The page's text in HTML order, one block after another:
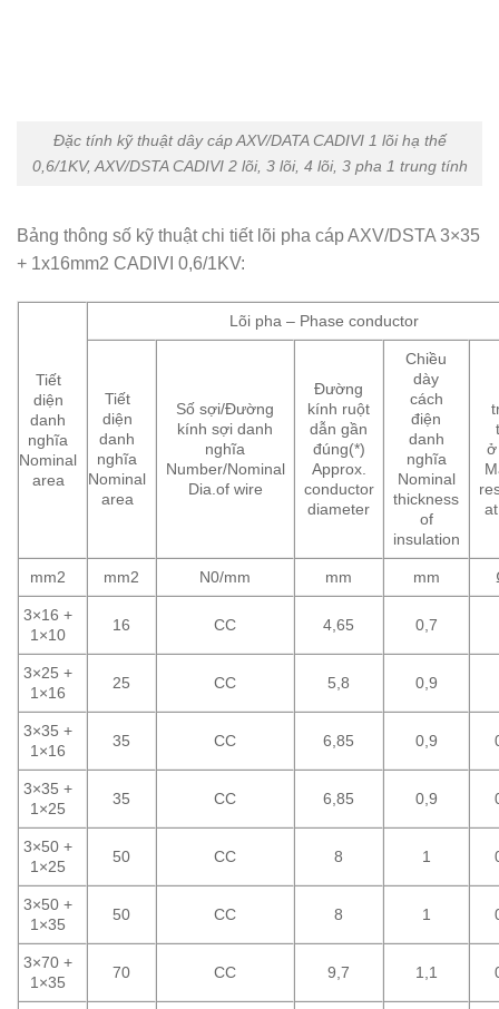
Đặc tính kỹ thuật dây cáp AXV/DATA CADIVI 1 lõi hạ thế
0,6/1KV, AXV/DSTA CADIVI 2 lõi, 3 lõi, 4 lõi, 3 pha 1 trung tính
Bảng thông số kỹ thuật chi tiết lõi pha cáp AXV/DSTA 3×35
+ 1x16mm2 CADIVI 0,6/1KV:
Tiết
diện
danh
nghĩa
Nominal
area
Lõi pha – Phase conductor
Tiết
diện
danh
nghĩa
Nominal
area
Số sợi/Đường
kính sợi danh
nghĩa
Number/Nominal
Dia.of wire
Đường
kính ruột
dẫn gần
đúng(*)
Approx.
conductor
diameter
Chiều
dày
cách
điện
danh
nghĩa
Nominal
thickness
of
insulation
ở
mm2 mm2 N0/mm mm mm
3×16 +
1×10
16 CC 4,65 0,7
3×25 +
1×16
25 CC 5,8 0,9
3×35 +
1×16
35 CC 6,85 0,9
3×35 +
1×25
35 CC 6,85 0,9
3×50 +
1×25
50 CC 8 1
3×50 +
1×35
50 CC 8 1
3×70 +
1×35
70 CC 9,7 1,1